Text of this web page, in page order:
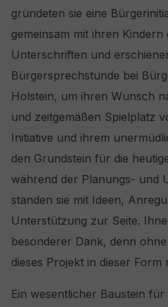
gründeten sie eine
gemeinsam mit ihren
Unterschriften und
Bürgersprechstunde bei
Holstein, um ihren Wunsch
und zeitgemäßen Spielplatz
Initiative und ihrem
den Grundstein für die
während der Planungs- und
standen sie mit Ideen,
Unterstützung zur Seite.
besonderer Dank, denn
dieses Projekt in dieser Form
Ein wesentlicher Baustein